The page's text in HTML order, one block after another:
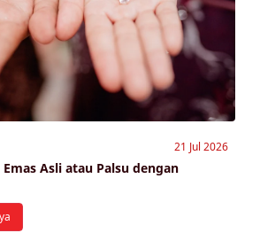
21 Jul 2026
Asli atau Palsu dengan